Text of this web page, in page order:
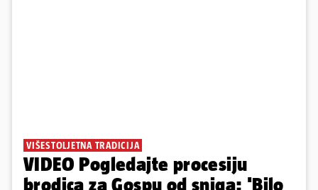
VIŠESTOLJETNA TRADICIJA
VIDEO Pogledajte procesiju
brodica za Gospu od sniga: 'Bilo